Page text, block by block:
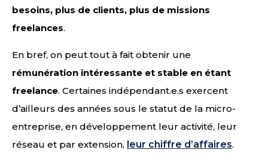
besoins, plus de clients, plus de missions
freelances.
En bref, on peut tout à fait obtenir une
rémunération intéressante et stable en étant
freelance. Certaines indépendant.e.s exercent
d’ailleurs des années sous le statut de la micro-
entreprise, en développement leur activité, leur
réseau et par extension, leur chiffre d’affaires.